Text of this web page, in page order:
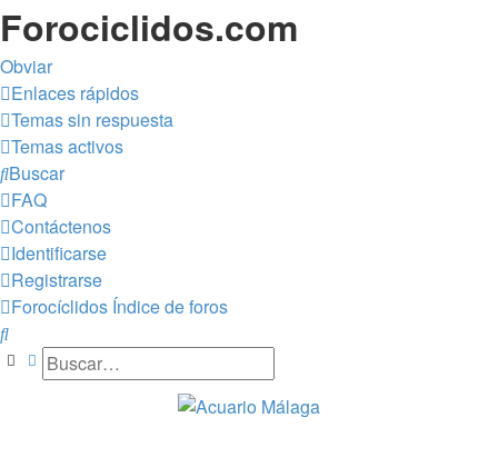
Forociclidos.com
Obviar
Enlaces rápidos
Temas sin respuesta
Temas activos
Buscar
FAQ
Contáctenos
Identificarse
Registrarse
Forocíclidos Índice de foros
Buscar
BuscarBúsqueda avanzada